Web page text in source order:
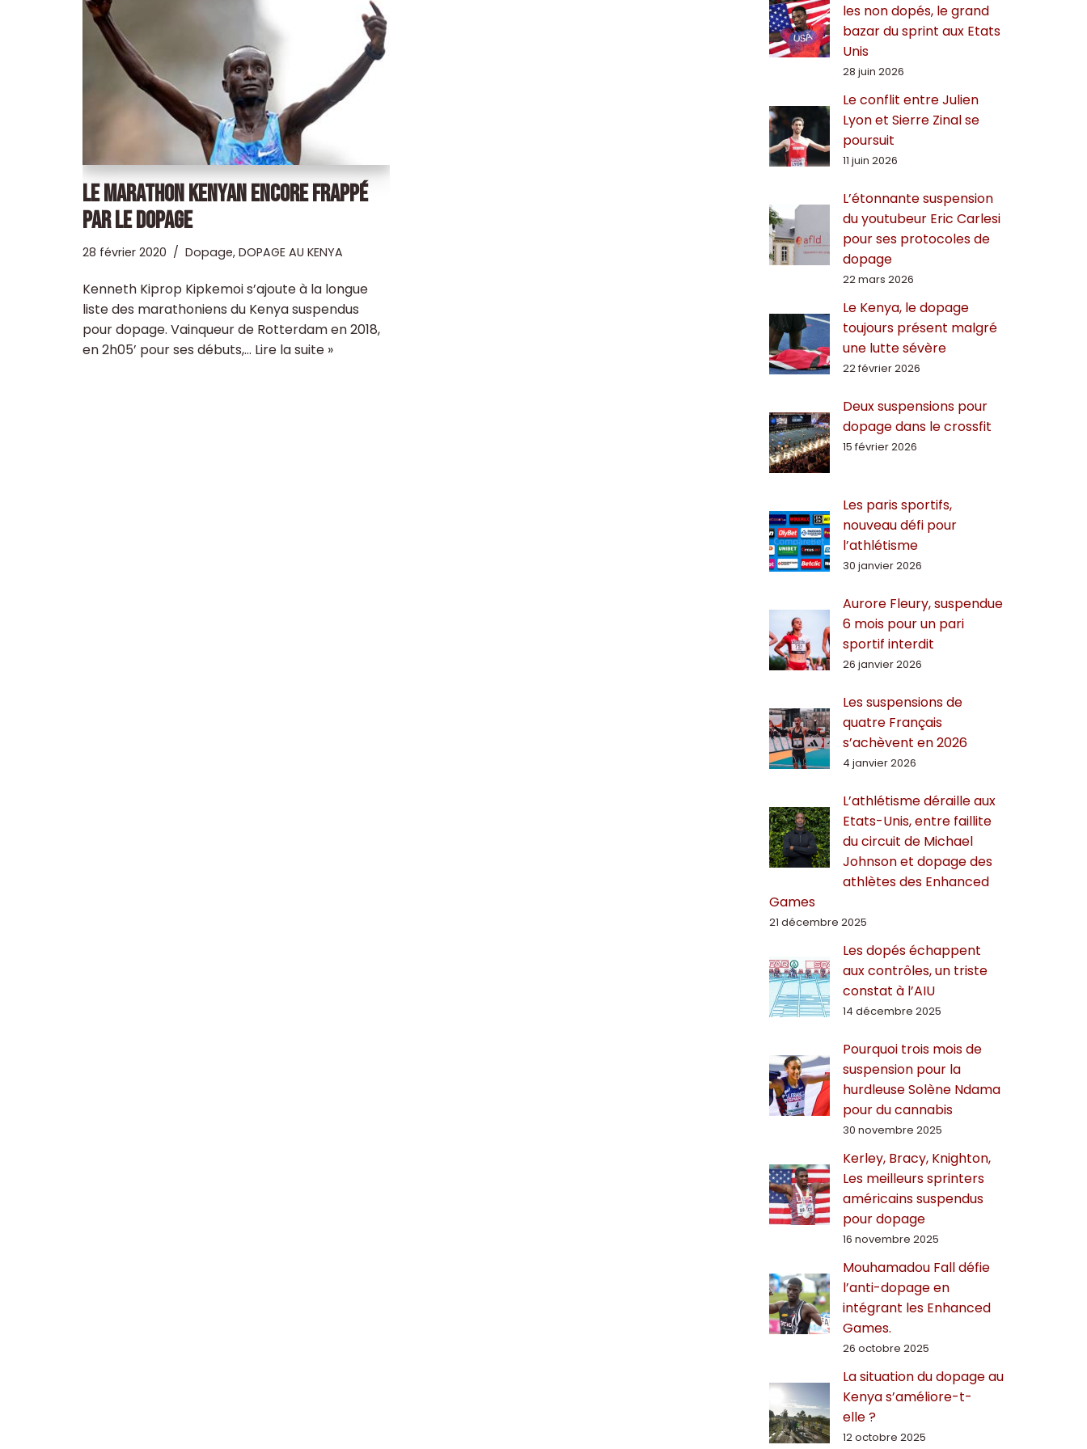
LE MARATHON KENYAN ENCORE FRAPPÉ
PAR LE DOPAGE
28 février 2020 Dopage, DOPAGE AU KENYA
Kenneth Kiprop Kipkemoi s’ajoute à la longue
liste des marathoniens du Kenya suspendus
pour dopage. Vainqueur de Rotterdam en 2018,
en 2h05’ pour ses débuts,… Lire la suite »
les non dopés, le grand
bazar du sprint aux Etats
Unis
28 juin 2026
Le conflit entre Julien
Lyon et Sierre Zinal se
poursuit
11 juin 2026
L’étonnante suspension
du youtubeur Eric Carlesi
pour ses protocoles de
dopage
22 mars 2026
Le Kenya, le dopage
toujours présent malgré
une lutte sévère
22 février 2026
Deux suspensions pour
dopage dans le crossfit
15 février 2026
Les paris sportifs,
nouveau défi pour
l’athlétisme
30 janvier 2026
Aurore Fleury, suspendue
6 mois pour un pari
sportif interdit
26 janvier 2026
Les suspensions de
quatre Français
s’achèvent en 2026
4 janvier 2026
L’athlétisme déraille aux
Etats-Unis, entre faillite
du circuit de Michael
Johnson et dopage des
athlètes des Enhanced
Games
21 décembre 2025
Les dopés échappent
aux contrôles, un triste
constat à l’AIU
14 décembre 2025
Pourquoi trois mois de
suspension pour la
hurdleuse Solène Ndama
pour du cannabis
30 novembre 2025
Kerley, Bracy, Knighton,
Les meilleurs sprinters
américains suspendus
pour dopage
16 novembre 2025
Mouhamadou Fall défie
l’anti-dopage en
intégrant les Enhanced
Games.
26 octobre 2025
La situation du dopage au
Kenya s’améliore-t-
elle ?
12 octobre 2025